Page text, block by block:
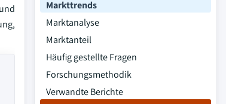
Markttrends
Marktanalyse
Marktanteil
Häufig gestellte Fragen
Forschungsmethodik
Verwandte Berichte